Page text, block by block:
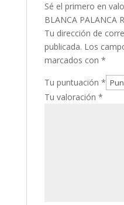
Sé el primero en
BLANCA PALANCA
Tu dirección de
publicada. Los
marcados con *
Tu puntuación *
Tu valoración *